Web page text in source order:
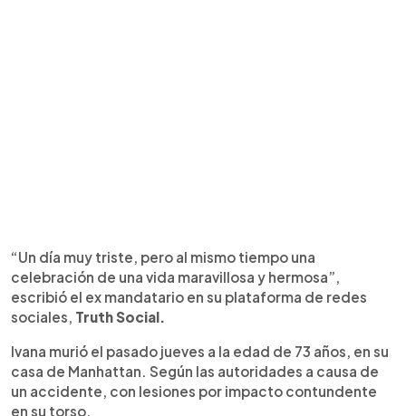
“Un día muy triste, pero al mismo tiempo una
celebración de una vida maravillosa y hermosa”,
escribió el ex mandatario en su plataforma de redes
sociales, Truth Social.
Ivana murió el pasado jueves a la edad de 73 años, en su
casa de Manhattan. Según las autoridades a causa de
un accidente, con lesiones por impacto contundente
en su torso.